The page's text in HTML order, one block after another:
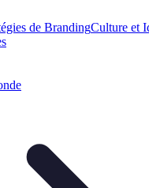
de BrandingCulture et